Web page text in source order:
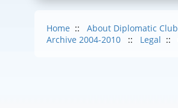
Home :: About Diplomatic Club
Archive 2004-2010
:: Legal ::